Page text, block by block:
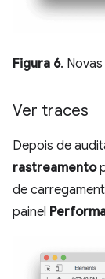
Figura 6.
Ver traces
Depois de
rastreamento
de
painel